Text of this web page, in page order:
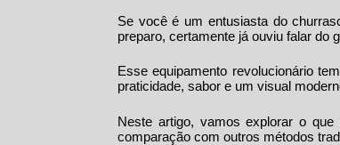
Se você é um entusiasta do
preparo, certamente já ouviu falar do
Esse equipamento revolucionário
praticidade, sabor e um visual
Neste artigo, vamos explorar o que
comparação com outros métodos